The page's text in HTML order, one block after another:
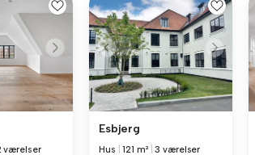
værelser
Esbjerg
Hus |121 m² |3 værelser